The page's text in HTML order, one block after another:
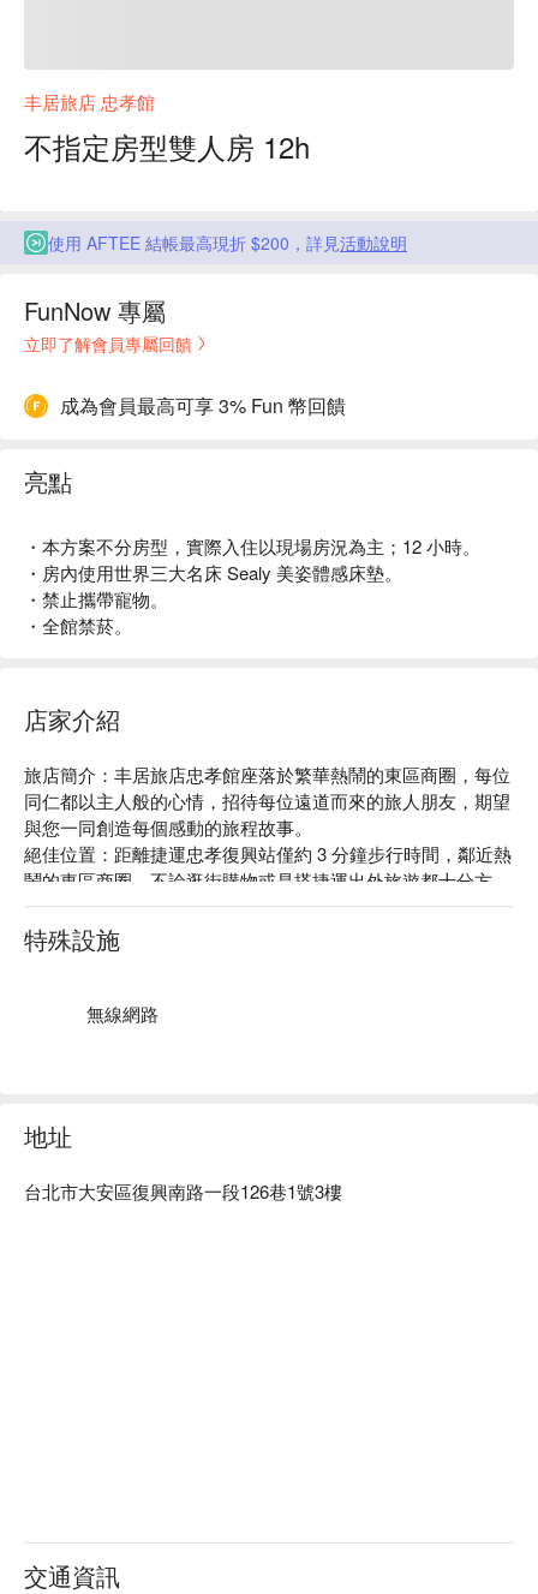
丰居旅店 忠孝館
不指定房型雙人房 12h
使用 AFTEE 結帳最高現折 $200，詳見活動說明
FunNow 專屬
立即了解會員專屬回饋
成為會員最高可享 3% Fun 幣回饋
亮點
・本方案不分房型，實際入住以現場房況為主；12 小時。
・房內使用世界三大名床 Sealy 美姿體感床墊。
・禁止攜帶寵物。
・全館禁菸。
店家介紹
旅店簡介：丰居旅店忠孝館座落於繁華熱鬧的東區商圈，每位
同仁都以主人般的心情，招待每位遠道而來的旅人朋友，期望
與您一同創造每個感動的旅程故事。
絕佳位置：距離捷運忠孝復興站僅約 3 分鐘步行時間，鄰近熱
鬧的東區商圈，不論逛街購物或是搭捷運出外旅遊都十分方
便。
貼心服務：提供免費 Wi-Fi、24 小時接待櫃台、商務中心等。
特殊設施
無線網路
地址
台北市大安區復興南路一段126巷1號3樓
交通資訊